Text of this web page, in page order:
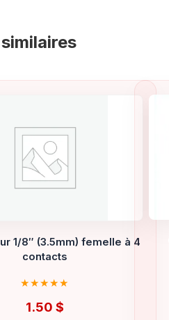
1/8″ (3.5mm) femelle à 4
contacts
1.50 $